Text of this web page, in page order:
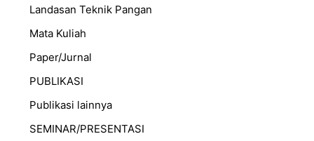
Landasan Teknik Pangan
Mata Kuliah
Paper/Jurnal
PUBLIKASI
Publikasi lainnya
SEMINAR/PRESENTASI